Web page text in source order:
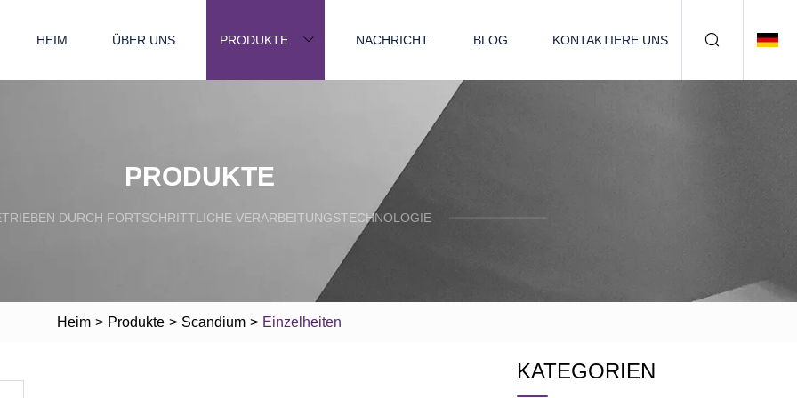
HEIM ÜBER UNS PRODUKTE NACHRICHT BLOG KONTAKTIERE UNS
PRODUKTE
DURCH FORTSCHRITTLICHE VERARBEITUNGSTECHNOLOGIE
Heim > Produkte > Scandium > Einzelheiten
KATEGORIEN